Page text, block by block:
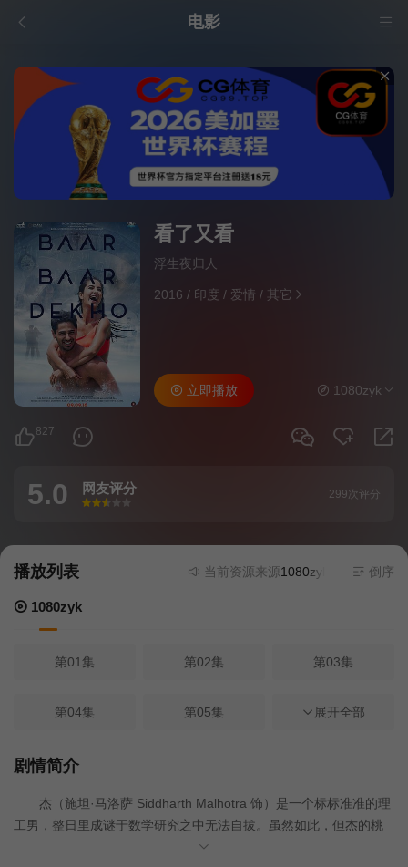
电影
看了又看
浮生夜归人
2016 / 印度 / 爱情/ 其它
827
立即播放 1080zyk
5.0 网友评分
很差
较差还行推荐力荐
299次评分
播放列表 当前资源来源1080zyk- 在线播放,无需
倒序
1080zyk
第01集 第02集 第03集
第04集 第05集 第06集
第07集
第10集 第11集 第12集
展开全部
剧情简介
杰（施坦·马洛萨 Siddharth Malhotra 饰）是一个标标准准的理
工男，整日里成谜于数学研究之中无法自拔。虽然如此，但杰的桃
花运却并不差，他和青梅竹马迪亚（卡特莉娜·卡芙 Katrina Kaif